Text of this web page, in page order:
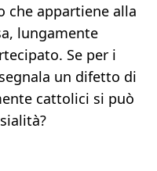
che appartiene alla
lungamente
Se per i
un difetto di
cattolici si può